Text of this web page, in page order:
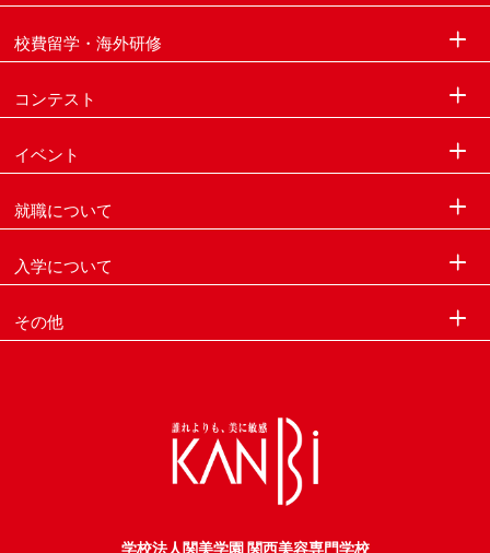
校費留学・海外研修
コンテスト
イベント
就職について
入学について
その他
学校法人関美学園 関西美容専門学校